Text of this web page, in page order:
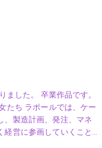
ました。 卒業作品です。
たち ラポールでは、ケー
、製造計画、発注、マネ
経営に参画していくこと…